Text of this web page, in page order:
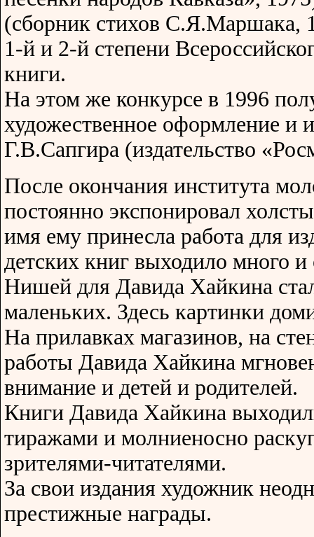
(сборник стихов С.Я.Маршака,
1-й и 2-й степени
книги.
На этом же конкурсе в 1996
художественное оформление и
Г.В.Сапгира (издательство
После окончания института
постоянно экспонировал
имя ему принесла работа для
детских книг выходило много
Нишей для Давида Хайкина
маленьких. Здесь картинки
На прилавках магазинов, на
работы Давида Хайкина
внимание и детей и родителей.
Книги Давида Хайкина
тиражами и молниеносно
зрителями-читателями.
За свои издания художник
престижные награды.